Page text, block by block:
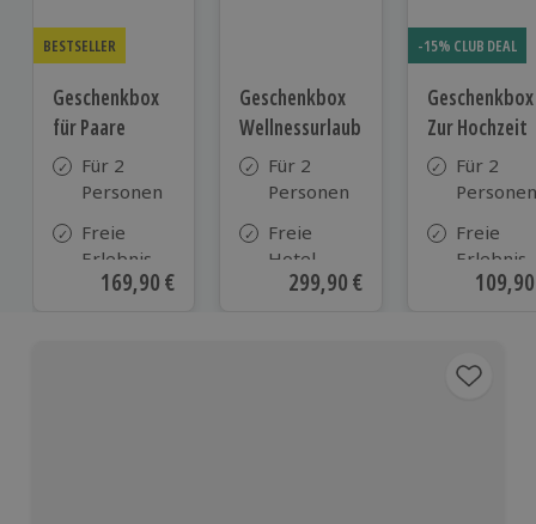
BESTSELLER
Geschenkbox
für Paare
Für 2
Personen
Freie
Erlebnis-
Auswahl
Aktueller Preis
169,90 €
Geschenkbox
Wellnessurlaub
Für 2
Personen
Freie
Hotel-
Auswahl
Aktueller Preis
299,90 €
-15% CLUB DEAL
Geschenkbox
Zur Hochzeit
Für 2
Personen
Freie
Erlebnis-
Auswahl